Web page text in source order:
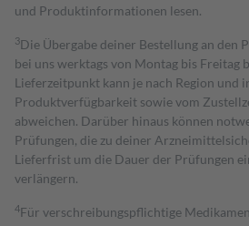
und Produktinformationen lesen.
3Die Übergabe deiner Bestellung an den
bei uns werktags von Montag bis Freitag
Lieferzeitpunkt kann je nach Region und
Produktverfügbarkeit sowie vom
abweichen. Darüber hinaus können
Prüfungen, die zu deiner
Lieferfrist um die Dauer der Prüfungen
verlängern.
4Für verschreibungspflichtige